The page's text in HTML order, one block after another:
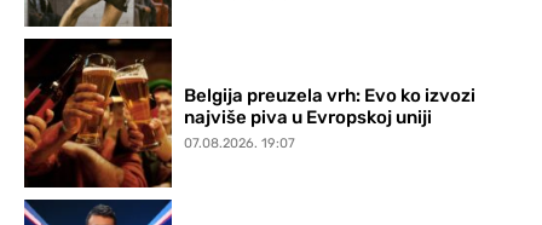
Belgija preuzela vrh: Evo ko izvozi
najviše piva u Evropskoj uniji
07.08.2026. 19:07